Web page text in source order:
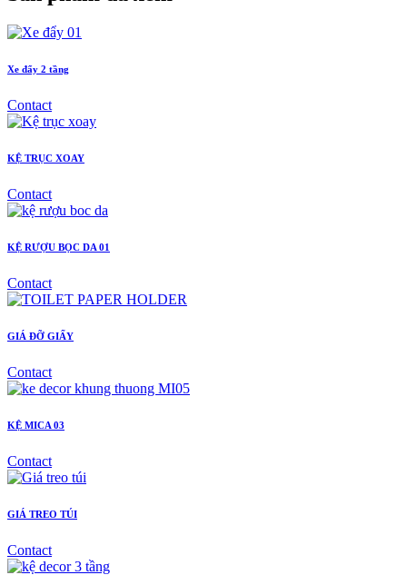
Xe đẩy 2 tầng
Contact
KỆ TRỤC XOAY
Contact
KỆ RƯỢU BỌC DA 01
Contact
GIÁ ĐỠ GIẤY
Contact
KỆ MICA 03
Contact
GIÁ TREO TÚI
Contact